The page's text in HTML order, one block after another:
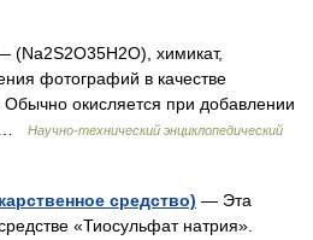
(Na2S2O35H2O), химикат,
фотографий в качестве
окисляется при добавлении
…
Научно-технический энциклопедический
средство) — Эта
«Тиосульфат натрия».